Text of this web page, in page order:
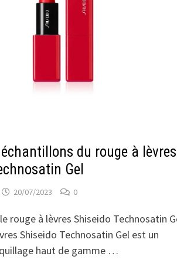
du rouge à lèvres
Gel
20/07/2023 0
rouge à lèvres Shiseido Technosatin
Shiseido Technosatin Gel est un
haut de gamme …